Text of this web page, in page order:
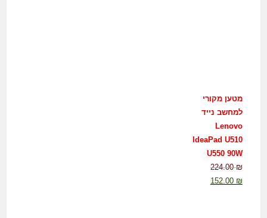
מטען מקורי
למחשב נייד
Lenovo
IdeaPad U510
U550 90W
224.00₪
152.00 ₪